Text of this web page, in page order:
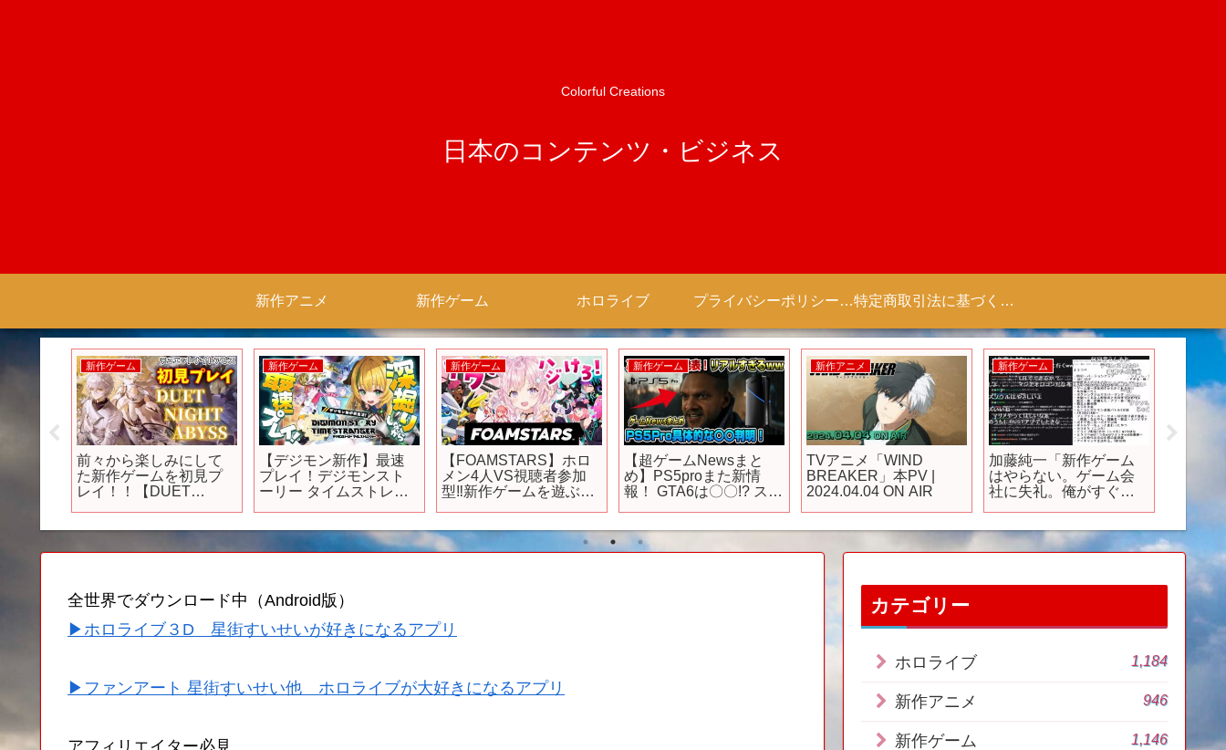
Colorful Creations
日本のコンテンツ・ビジネス
新作アニメ 新作ゲーム ホロライブ プライバシーポリシー 【Colorful Creation】 特定商取引法に基づく表記（商取引に関する開示）
新作ゲーム
前々から楽しみにして
た新作ゲームを初見プ
レイ！！【DUET
新作ゲーム
【デジモン新作】最速
プレイ！デジモンスト
ーリー タイムストレン
わんわん/すたすぺ所
属】
新作ゲーム
【FOAMSTARS】ホロ
メン4人VS視聴者参加
型‼新作ゲームを遊ぶよ
ワアワアワ～～～！！
✨【博衣こより/ホロラ
新作ゲーム
【超ゲームNewsまと
め】PS5proまた新情
報！ GTA6は〇〇!? スイ
場！ PS5 任天堂次世代
機
新作アニメ
TVアニメ「WIND
BREAKER」本PV |
2024.04.04 ON AIR
新作ゲーム
加藤純一「新作ゲーム
はやらない。ゲーム会
社に失礼。俺がすぐに
選！
全世界でダウンロード中（Android版）
▶ホロライブ３D 星街すいせいが好きになるアプリ
▶ファンアート 星街すいせい他 ホロライブが大好きになるアプリ
カテゴリー
ホロライブ 1,184
新作アニメ 946
新作ゲーム 1,146